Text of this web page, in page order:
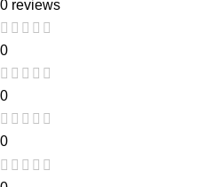
0 reviews
0
0
0